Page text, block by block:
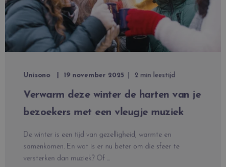
Unisono 19 november 2025 2 min leestijd
Verwarm deze winter de harten van je
bezoekers met een vleugje muziek
De winter is een tijd van gezelligheid, warmte en
samenkomen. En wat is er nu beter om die sfeer te
versterken dan muziek? Of ...